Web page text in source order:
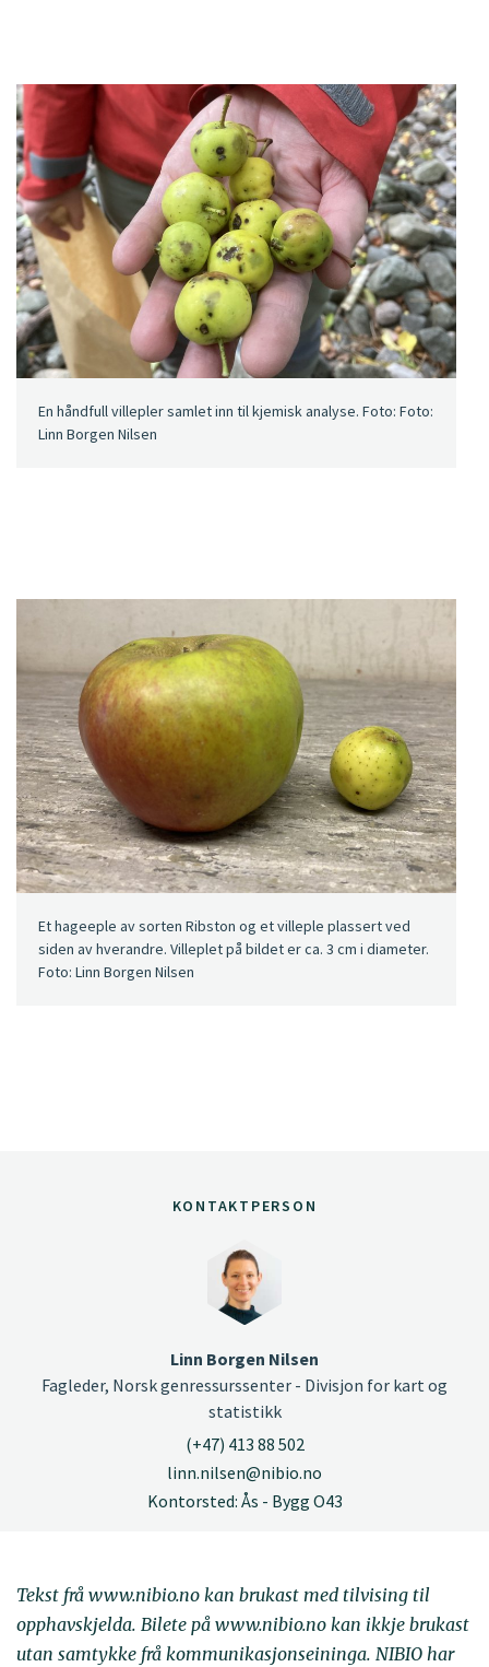
En håndfull villepler samlet inn til kjemisk analyse. Foto: Foto:
Linn Borgen Nilsen
Et hageeple av sorten Ribston og et villeple plassert ved
siden av hverandre. Villeplet på bildet er ca. 3 cm i diameter.
Foto: Linn Borgen Nilsen
KONTAKTPERSON
Linn Borgen Nilsen
Fagleder, Norsk genressurssenter - Divisjon for kart og
statistikk
(+47) 413 88 502
linn.nilsen@nibio.no
Kontorsted: Ås - Bygg O43
Tekst frå www.nibio.no kan brukast med tilvising til
opphavskjelda. Bilete på www.nibio.no kan ikkje brukast
utan samtykke frå kommunikasjonseininga. NIBIO har